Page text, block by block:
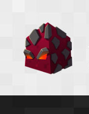
conteúdo